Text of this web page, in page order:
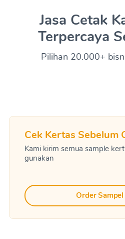
Jasa Cetak
Terpercaya
Pilihan 20.000+
Cek Kertas Sebelum
Kami kirim semua sample
gunakan
Order